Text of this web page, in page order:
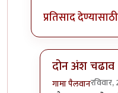
प्रतिसाद देण्यासाठी
दोन अंश चढाव
गामा पैलवान